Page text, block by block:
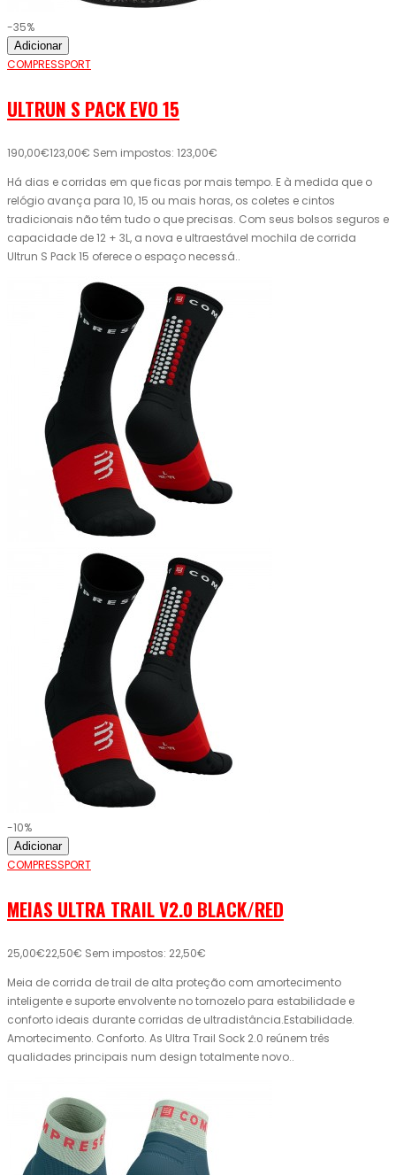
-35%
Adicionar
COMPRESSPORT
ULTRUN S PACK EVO 15
190,00€123,00€ Sem impostos: 123,00€
Há dias e corridas em que ficas por mais tempo. E à medida que o
relógio avança para 10, 15 ou mais horas, os coletes e cintos
tradicionais não têm tudo o que precisas. Com seus bolsos seguros e
capacidade de 12 + 3L, a nova e ultraestável mochila de corrida
Ultrun S Pack 15 oferece o espaço necessá..
-10%
Adicionar
COMPRESSPORT
MEIAS ULTRA TRAIL V2.0 BLACK/RED
25,00€22,50€ Sem impostos: 22,50€
Meia de corrida de trail de alta proteção com amortecimento
inteligente e suporte envolvente no tornozelo para estabilidade e
conforto ideais durante corridas de ultradistância.Estabilidade.
Amortecimento. Conforto. As Ultra Trail Sock 2.0 reúnem três
qualidades principais num design totalmente novo..